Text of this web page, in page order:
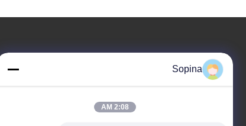
Sopina
2:08 AM